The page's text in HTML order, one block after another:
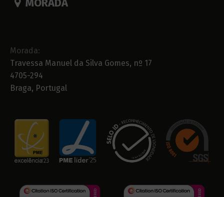
MORADA
Morada:
Travessa Manuel da Silva Gomes, nº 17
4705-294
Braga, Portugal